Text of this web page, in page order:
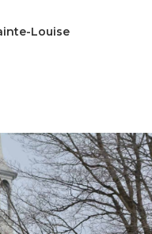
Louise